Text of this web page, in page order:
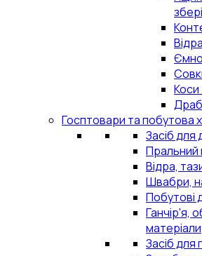
Коси
Госптовари та побутова
Засіб для
Відра,
Швабри,
Побутові
Ганчір'я,
матеріали
Засіб для